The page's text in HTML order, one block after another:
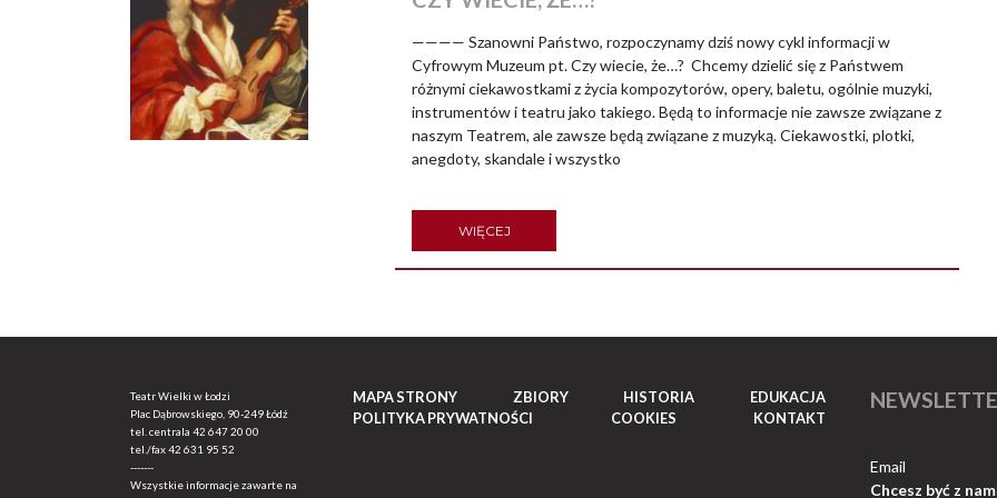
———— Szanowni Państwo, rozpoczynamy dziś nowy cykl informacji w
Cyfrowym Muzeum pt. Czy wiecie, że…? Chcemy dzielić się z Państwem
różnymi ciekawostkami z życia kompozytorów, opery, baletu, ogólnie muzyki,
instrumentów i teatru jako takiego. Będą to informacje nie zawsze związane z
naszym Teatrem, ale zawsze będą związane z muzyką. Ciekawostki, plotki,
anegdoty, skandale i wszystko
WIĘCEJ
Teatr Wielki w Łodzi
Plac Dąbrowskiego, 90-249 Łódź
tel. centrala 42 647 20 00
tel./fax42 631 95 52
-------
Wszystkie informacje zawarte na
MAPA STRONY ZBIORY HISTORIA
EDUKACJA
POLITYKA PRYWATNOŚCI
COOKIES KONTAKT
Email
Chcesz być z